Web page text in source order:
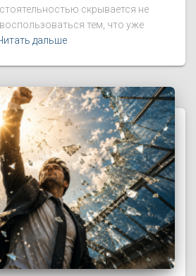
скрывается не
тем, что уже
дальше